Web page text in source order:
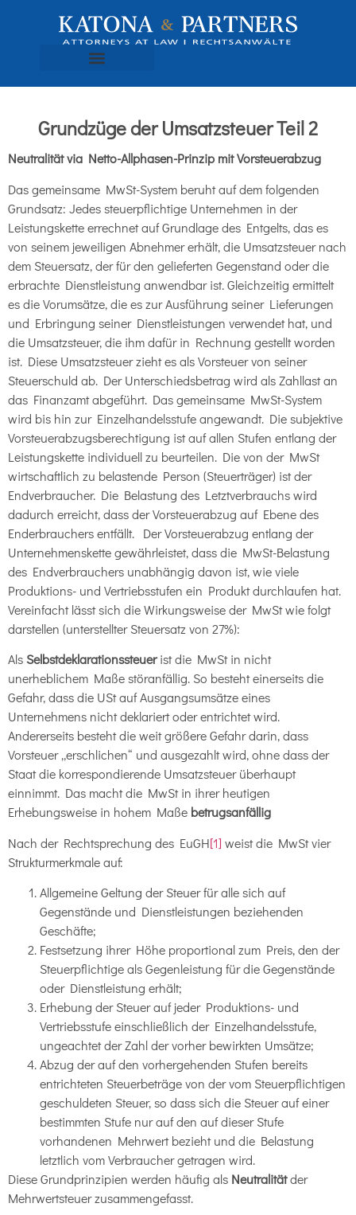
Grundzüge der Umsatzsteuer Teil 2
Neutralität via Netto-Allphasen-Prinzip mit Vorsteuerabzug
Das gemeinsame MwSt-System beruht auf dem folgenden
Grundsatz: Jedes steuerpflichtige Unternehmen in der
Leistungskette errechnet auf Grundlage des Entgelts, das es
von seinem jeweiligen Abnehmer erhält, die Umsatzsteuer nach
dem Steuersatz, der für den gelieferten Gegenstand oder die
erbrachte Dienstleistung anwendbar ist. Gleichzeitig ermittelt
es die Vorumsätze, die es zur Ausführung seiner Lieferungen
und Erbringung seiner Dienstleistungen verwendet hat, und
die Umsatzsteuer, die ihm dafür in Rechnung gestellt worden
ist. Diese Umsatzsteuer zieht es als Vorsteuer von seiner
Steuerschuld ab. Der Unterschiedsbetrag wird als Zahllast an
das Finanzamt abgeführt. Das gemeinsame MwSt-System
wird bis hin zur Einzelhandelsstufe angewandt. Die subjektive
Vorsteuerabzugsberechtigung ist auf allen Stufen entlang der
Leistungskette individuell zu beurteilen. Die von der MwSt
wirtschaftlich zu belastende Person (Steuerträger) ist der
Endverbraucher. Die Belastung des Letztverbrauchs wird
dadurch erreicht, dass der Vorsteuerabzug auf Ebene des
Enderbrauchers entfällt. Der Vorsteuerabzug entlang der
Unternehmenskette gewährleistet, dass die MwSt-Belastung
des Endverbrauchers unabhängig davon ist, wie viele
Produktions- und Vertriebsstufen ein Produkt durchlaufen hat.
Vereinfacht lässt sich die Wirkungsweise der MwSt wie folgt
darstellen (unterstellter Steuersatz von 27%):
AlsSelbstdeklarationssteuerist die MwSt in nicht
unerheblichem Maße störanfällig. So besteht einerseits die
Gefahr, dass die USt auf Ausgangsumsätze eines
Unternehmens nicht deklariert oder entrichtet wird.
Andererseits besteht die weit größere Gefahr darin, dass
Vorsteuer „erschlichen“ und ausgezahlt wird, ohne dass der
Staat die korrespondierende Umsatzsteuer überhaupt
einnimmt. Das macht die MwSt in ihrer heutigen
Erhebungsweise in hohem Maße betrugsanfällig
Nach der Rechtsprechung des EuGH[1] weist die MwSt vier
Strukturmerkmale auf:
Allgemeine Geltung der Steuer für alle sich auf
Gegenstände und Dienstleistungen beziehenden
Geschäfte;
Festsetzung ihrer Höhe proportional zum Preis, den der
Steuerpflichtige als Gegenleistung für die Gegenstände
oder Dienstleistung erhält;
Erhebung der Steuer auf jeder Produktions- und
Vertriebsstufe einschließlich der Einzelhandelsstufe,
ungeachtet der Zahl der vorher bewirkten Umsätze;
Abzug der auf den vorhergehenden Stufen bereits
entrichteten Steuerbeträge von der vom Steuerpflichtigen
geschuldeten Steuer, so dass sich die Steuer auf einer
bestimmten Stufe nur auf den auf dieser Stufe
vorhandenen Mehrwert bezieht und die Belastung
letztlich vom Verbraucher getragen wird.
Diese Grundprinzipien werden häufig als Neutralitätder
Mehrwertsteuer zusammengefasst.